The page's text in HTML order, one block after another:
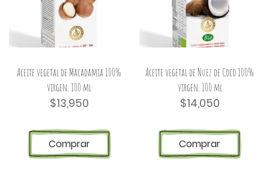
Aceite vegetal de Macadamia 100%
virgen. 100 ml
$13,950
Comprar
Aceite vegetal de Nuez de Coco 100%
virgen. 100 ml
$14,050
Comprar